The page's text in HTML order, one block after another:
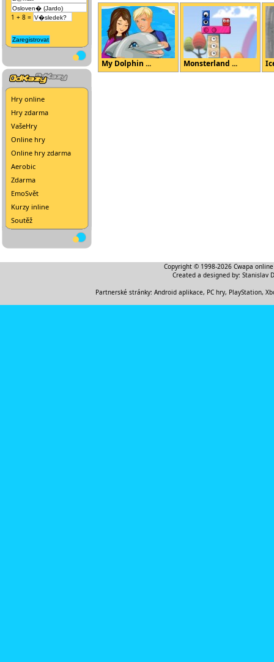
1 + 8 =
Hry online
Hry zdarma
VašeHry
Online hry
Online hry zdarma
Aerobic
Zdarma
EmoSvět
Kurzy inline
Soutěž
My Dolphin ... Monsterland ...
Copyright © 1998-2026 Cwapa
Created a designed by: Stanislav
Partnerské stránky: Android aplikace, PC hry, PlayStation,